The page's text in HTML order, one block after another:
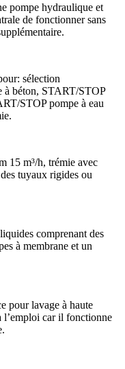
pompe hydraulique et
de fonctionner sans
sélection
à béton, START/STOP
STOP pompe à eau
15 m³/h, trémie avec
tuyaux rigides ou
comprenant des
à membrane et un
pour lavage à haute
l’emploi car il fonctionne